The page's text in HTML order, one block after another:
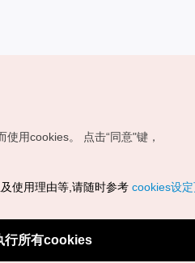
局版权所有
使用cookies。
点击“同意"键，
使用理由等,请随时参考 cookies设
行所有cookies